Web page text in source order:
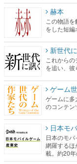
赫本
この物語
をした短編
新世代
これから
を追い、彼
ゲーム
ゲームに多
のコンテン
日本モ
日本のモ
網羅するほ
載。約20